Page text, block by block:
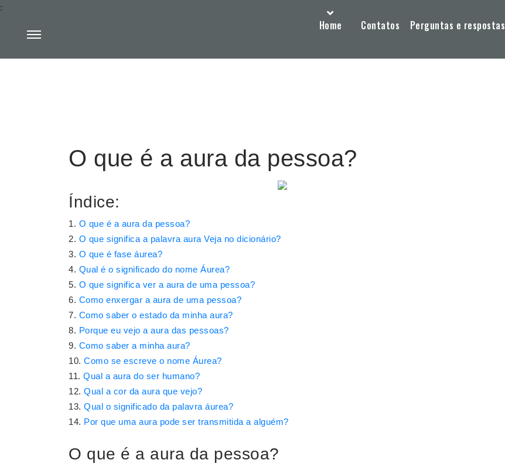
Home Contatos Perguntas e respostas
:
O que é a aura da pessoa?
Índice:
O que é a aura da pessoa?
O que significa a palavra aura Veja no dicionário?
O que é fase áurea?
Qual é o significado do nome Áurea?
O que significa ver a aura de uma pessoa?
Como enxergar a aura de uma pessoa?
Como saber o estado da minha aura?
Porque eu vejo a aura das pessoas?
Como saber a minha aura?
Como se escreve o nome Áurea?
Qual a aura do ser humano?
Qual a cor da aura que vejo?
Qual o significado da palavra áurea?
Por que uma aura pode ser transmitida a alguém?
O que é a aura da pessoa?